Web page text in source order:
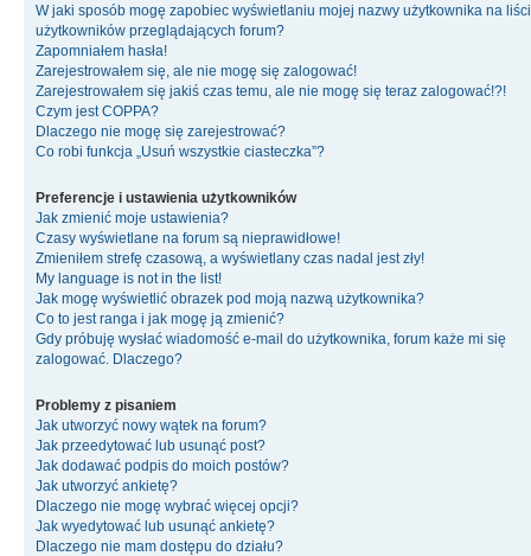
W jaki sposób mogę zapobiec wyświetlaniu mojej nazwy użytkownika na
użytkowników przeglądających forum?
Zapomniałem hasła!
Zarejestrowałem się, ale nie mogę się zalogować!
Zarejestrowałem się jakiś czas temu, ale nie mogę się teraz zalogować!?!
Czym jest COPPA?
Dlaczego nie mogę się zarejestrować?
Co robi funkcja „Usuń wszystkie ciasteczka”?
Preferencje i ustawienia użytkowników
Jak zmienić moje ustawienia?
Czasy wyświetlane na forum są nieprawidłowe!
Zmieniłem strefę czasową, a wyświetlany czas nadal jest zły!
My language is not in the list!
Jak mogę wyświetlić obrazek pod moją nazwą użytkownika?
Co to jest ranga i jak mogę ją zmienić?
Gdy próbuję wysłać wiadomość e-mail do użytkownika, forum każe mi się
zalogować. Dlaczego?
Problemy z pisaniem
Jak utworzyć nowy wątek na forum?
Jak przeedytować lub usunąć post?
Jak dodawać podpis do moich postów?
Jak utworzyć ankietę?
Dlaczego nie mogę wybrać więcej opcji?
Jak wyedytować lub usunąć ankietę?
Dlaczego nie mam dostępu do działu?